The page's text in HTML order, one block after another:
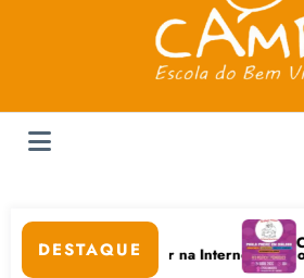
DESTAQUE
e Bem-Estar na Internet está com
Café